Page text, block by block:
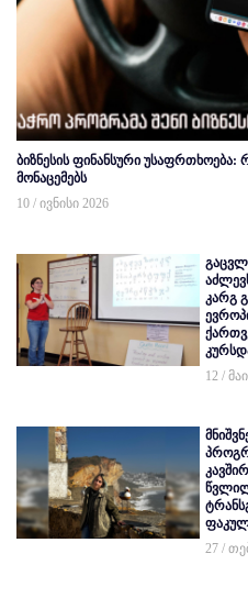
ბიზნესის ფინანსური
მონაცემებს
10 / ივნისი 2026
კარგ
12 /
27 /